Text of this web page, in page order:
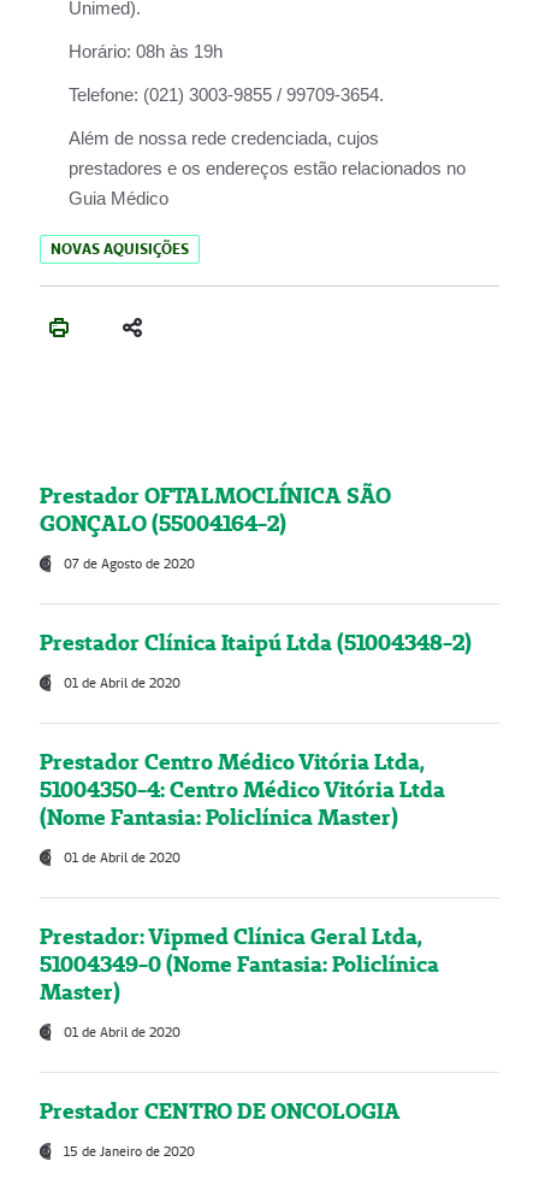
Unimed).
Horário: 08h às 19h
Telefone: (021) 3003-9855 / 99709-3654.
Além de nossa rede credenciada, cujos
prestadores e os endereços estão relacionados no
Guia Médico
NOVAS AQUISIÇÕES
Prestador OFTALMOCLÍNICA SÃO
GONÇALO (55004164-2)
07 de Agosto de 2020
Prestador Clínica Itaipú Ltda (51004348-2)
01 de Abril de 2020
Prestador Centro Médico Vitória Ltda,
51004350-4: Centro Médico Vitória Ltda
(Nome Fantasia: Policlínica Master)
01 de Abril de 2020
Prestador: Vipmed Clínica Geral Ltda,
51004349-0 (Nome Fantasia: Policlínica
Master)
01 de Abril de 2020
Prestador CENTRO DE ONCOLOGIA
15 de Janeiro de 2020